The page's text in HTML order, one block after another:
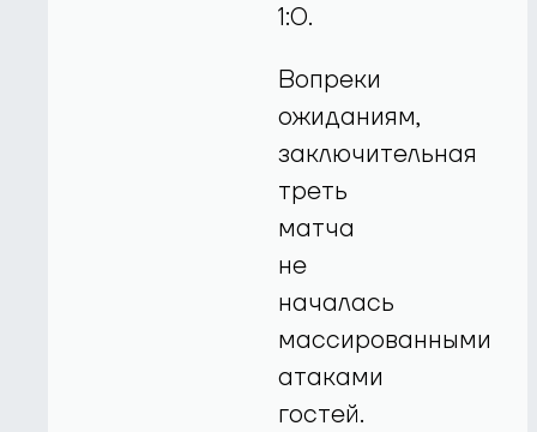
1:0.
Вопреки
ожиданиям,
заключительная
треть
матча
не
началась
массированными
атаками
гостей.